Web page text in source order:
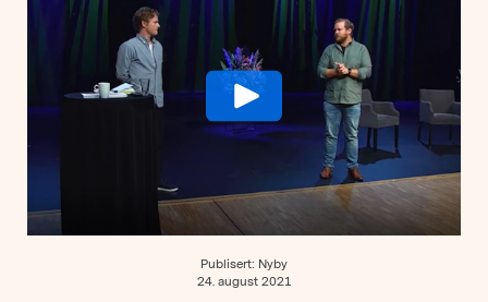
Publisert: Nyby
24. august 2021